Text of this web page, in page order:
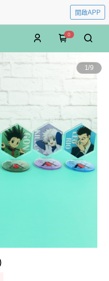
開啟APP
0
1/9